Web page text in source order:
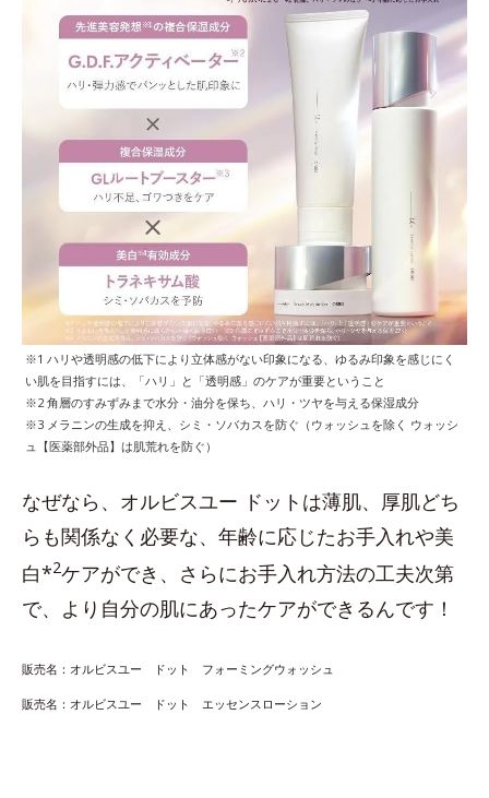
※1 ハリや透明感の低下により立体感がない印象になる、ゆるみ印象を感じにく
い肌を目指すには、「ハリ」と「透明感」のケアが重要ということ
※2 角層のすみずみまで水分・油分を保ち、ハリ・ツヤを与える保湿成分
※3 メラニンの生成を抑え、シミ・ソバカスを防ぐ（ウォッシュを除く ウォッシ
ュ【医薬部外品】は肌荒れを防ぐ）
なぜなら、オルビスユー ドットは薄肌、厚肌どち
らも関係なく必要な、年齢に応じたお手入れや美
白*2ケアができ、さらにお手入れ方法の工夫次第
で、より自分の肌にあったケアができるんです！
販売名：オルビスユー ドット フォーミングウォッシュ
販売名：オルビスユー ドット エッセンスローション